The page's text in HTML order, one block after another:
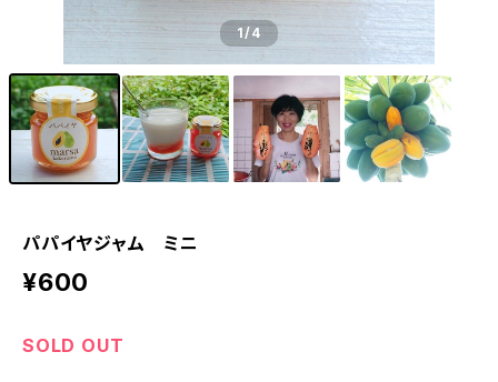
1/4
パパイヤジャム ミニ
¥600
SOLD OUT